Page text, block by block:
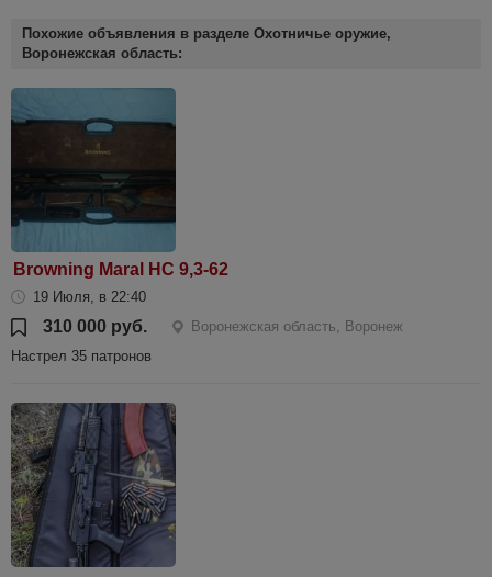
Похожие объявления в разделе Охотничье оружие,
Воронежская область:
Browning Maral HC 9,3-62
19 Июля, в 22:40
310 000 руб.
Воронежская область, Воронеж
Настрел 35 патронов